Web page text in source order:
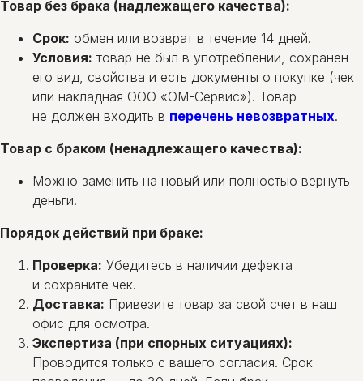
Товар без брака (надлежащего качества):
Срок: обмен или возврат в течение 14 дней.
Условия: товар не был в употреблении, сохранен
его вид, свойства и есть документы о покупке (чек
или накладная ООО «ОМ-Сервис»). Товар
не должен входить в перечень невозвратных.
Товар с браком (ненадлежащего качества):
Можно заменить на новый или полностью вернуть
деньги.
Порядок действий при браке:
Проверка: Убедитесь в наличии дефекта
и сохраните чек.
Доставка: Привезите товар за свой счет в наш
офис для осмотра.
Экспертиза (при спорных ситуациях):
Проводится только с вашего согласия. Срок